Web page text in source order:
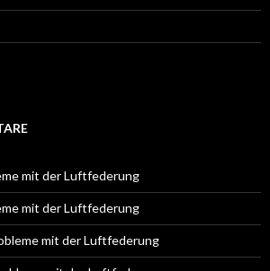
mit der Luftfederung
mit der Luftfederung
mit der Luftfederung